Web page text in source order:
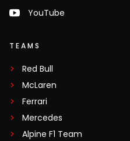
YouTube
TEAMS
Red Bull
McLaren
Ferrari
Mercedes
Alpine F1 Team